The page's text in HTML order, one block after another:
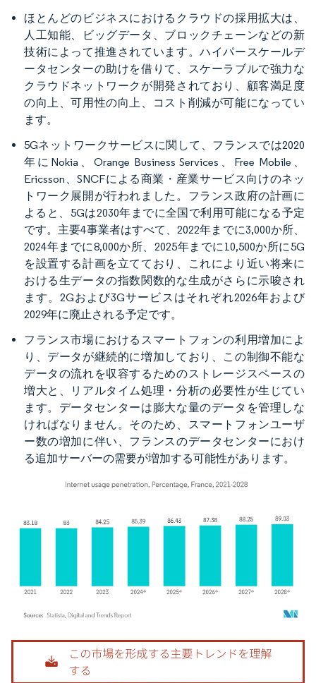
ほとんどのビジネスにおけるクラウドの採用拡大は、
人工知能、ビッグデータ、ブロックチェーンなどの新
技術によって推進されています。ハイパースケールデ
ータセンターの助けを借りて、スケーラブルで強力な
クラウドネットワークが開発されており、顧客満足度
の向上、可用性の向上、コスト削減が可能になってい
ます。
5Gネットワークサービスに関して、フランスでは2020
年にNokia、Orange Business Services、Free Mobile、
Ericsson、SNCFによる商業・産業サービス向けのネッ
トワーク展開が行われました。フランス政府の計画に
よると、5Gは2030年までに全国で利用可能になる予定
です。主要4事業者はすべて、2022年までに3,000か所、
2024年までに8,000か所、2025年までに10,500か所に5G
を設置する計画を立てており、これにより近い将来に
おける生データの指数関数的な生成がさらに示唆され
ます。2Gおよび3Gサービスはそれぞれ2026年および
2029年に廃止される予定です。
フランス市場におけるスマートフォンの利用増加によ
り、データが継続的に増加しており、この制御不能な
データの流れを収容するためのストレージスペースの
増大と、リアルタイム処理・分析の必要性が生じてい
ます。データセンターは膨大な量のデータを管理しな
ければなりません。そのため、スマートフォンユーザ
ー数の増加に伴い、フランスのデータセンターにおけ
る追加サーバーの需要が増加する可能性があります。
画像 © Mordor Intelligence。再利用にはCC BY 4.0の表示が必要です。